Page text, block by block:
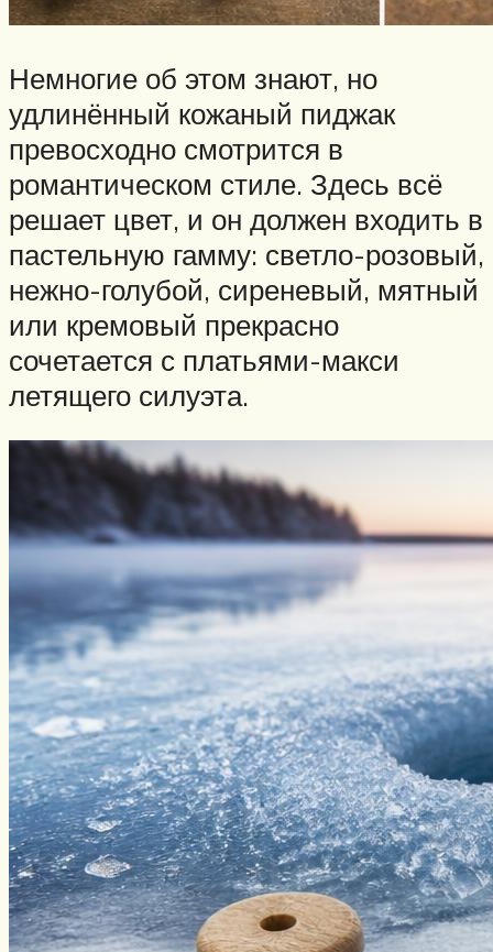
Немногие об этом знают, но
удлинённый кожаный пиджак
превосходно смотрится в
романтическом стиле. Здесь всё
решает цвет, и он должен входить в
пастельную гамму: светло-розовый,
нежно-голубой, сиреневый, мятный
или кремовый прекрасно
сочетается с платьями-макси
летящего силуэта.